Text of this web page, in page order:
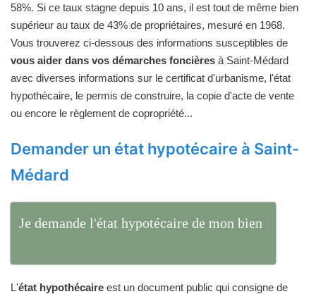
58%. Si ce taux stagne depuis 10 ans, il est tout de même bien
supérieur au taux de 43% de propriétaires, mesuré en 1968.
Vous trouverez ci-dessous des informations susceptibles de
vous aider dans vos démarches foncières à Saint-Médard
avec diverses informations sur le certificat d'urbanisme, l'état
hypothécaire, le permis de construire, la copie d'acte de vente
ou encore le règlement de copropriété...
Demander un état hypotécaire à Saint-
Médard
Je demande l'état hypotécaire de mon bien
L'état hypothécaire est un document public qui consigne de